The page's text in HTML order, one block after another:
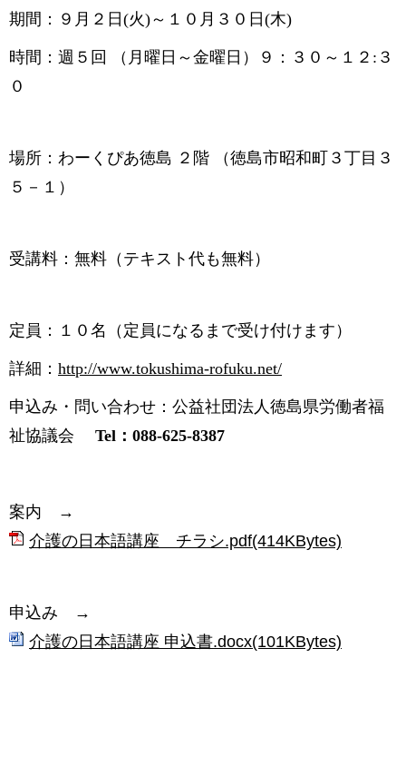
期間：９月２日(火)～１０月３０日(木)
時間：週５回 （月曜日～金曜日）９：３０～１２ :３
０
場所：わーくぴあ徳島 ２階 （徳島市昭和町３丁目 ３
５－１ ）
受講料：無料（テキスト代も無料）
定員： １０ 名（定員になるまで受け付けます）
詳細： http://www.tokushima-rofuku.net/
申込み・問い合わせ：公益社団法人徳島県労働者福
祉協議会 Tel ：088-625-8387
案内 →
介護の日本語講座 チラシ.pdf(414KBytes)
申込み →
介護の日本語講座 申込書.docx(101KBytes)